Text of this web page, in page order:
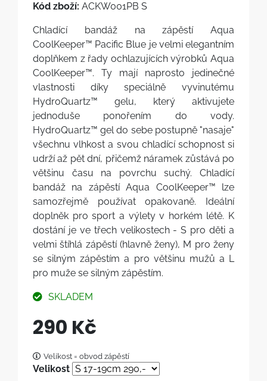
Kód zboží: ACKW001PB S
Chladící bandáž na zápěstí Aqua
CoolKeeper™ Pacific Blue je velmi elegantním
doplňkem z řady ochlazujících výrobků Aqua
CoolKeeper™. Ty mají naprosto jedinečné
vlastnosti díky speciálně vyvinutému
HydroQuartz™ gelu, který aktivujete
jednoduše ponořením do vody.
HydroQuartz™ gel do sebe postupně "nasaje"
všechnu vlhkost a svou chladící schopnost si
udrží až pět dní, přičemž náramek zůstává po
většinu času na povrchu suchý. Chladící
bandáž na zápěstí Aqua CoolKeeper™ lze
samozřejmě používat opakovaně. Ideální
doplněk pro sport a výlety v horkém létě. K
dostání je ve třech velikostech - S pro děti a
velmi štíhlá zápěstí (hlavně ženy), M pro ženy
se silným zápěstím a pro většinu mužů a L
pro muže se silným zápěstím.
SKLADEM
290 Kč
Velikost = obvod zápěstí
Velikost